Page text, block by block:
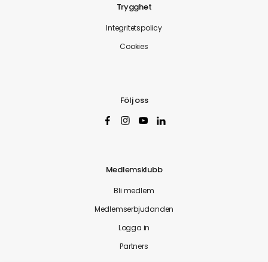
Trygghet
Integritetspolicy
Cookies
Följ oss
Medlemsklubb
Bli medlem
Medlemserbjudanden
Logga in
Partners